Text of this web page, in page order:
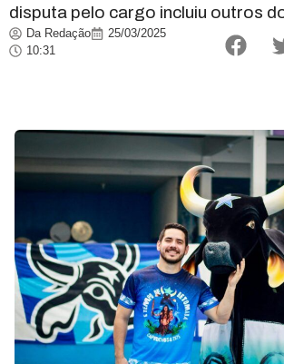
disputa pelo cargo incluiu outros
Da Redação
25/03/2025
10:31